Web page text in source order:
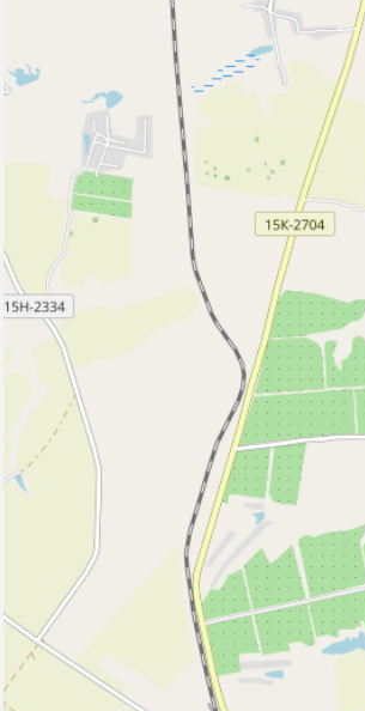
Аптека (6)
Аэропорт, аэродром (1)
Банк (2)
Банкомат (3)
Бар (2)
Водонапорная башня (1)
Гостиница (2)
Вокзал, станция (1)
Кафе (3)
Магазин (61)
Парк, сквер (2)
Ресторан (1)
Рынок, базар (1)
Спортивный центр (1)
Стоматолог (1)
Стоянка такси (5)
Церковь (3)
Часовня (1)
Исторические объекты
Кремль, крепость, дворец
Памятник (7)
Природные объекты